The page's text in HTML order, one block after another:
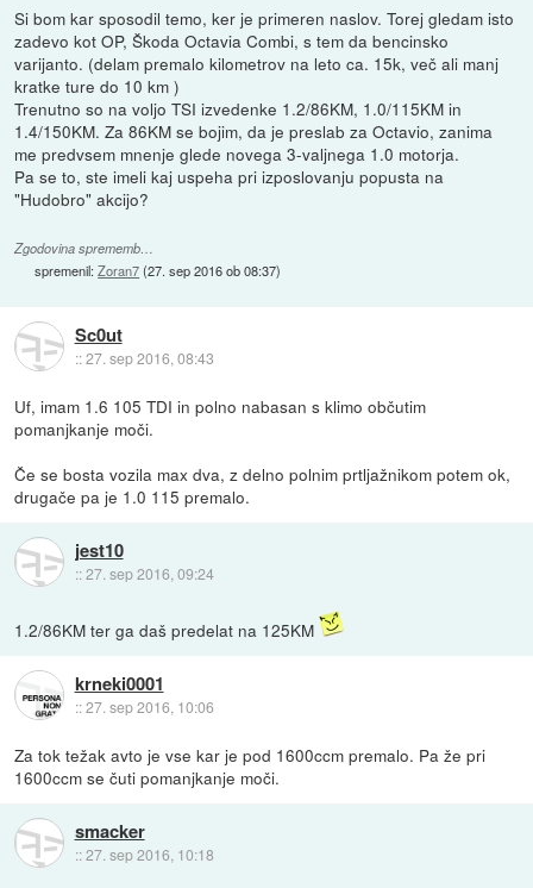
Si bom kar sposodil temo, ker je primeren naslov. Torej gledam isto
zadevo kot OP, Škoda Octavia Combi, s tem da bencinsko
varijanto. (delam premalo kilometrov na leto ca. 15k, več ali manj
kratke ture do 10 km )
Trenutno so na voljo TSI izvedenke 1.2/86KM, 1.0/115KM in
1.4/150KM. Za 86KM se bojim, da je preslab za Octavio, zanima
me predvsem mnenje glede novega 3-valjnega 1.0 motorja.
Pa se to, ste imeli kaj uspeha pri izposlovanju popusta na
"Hudobro" akcijo?
Zgodovina sprememb…
spremenil:Zoran7(27. sep 2016 ob 08:37)
Sc0ut
::27. sep 2016, 08:43
Uf, imam 1.6 105 TDI in polno nabasan s klimo občutim
pomanjkanje moči.
Če se bosta vozila max dva, z delno polnim prtljažnikom potem ok,
drugače pa je 1.0 115 premalo.
jest10
::27. sep 2016, 09:24
1.2/86KM ter ga daš predelat na 125KM
krneki0001
::27. sep 2016, 10:06
Za tok težak avto je vse kar je pod 1600ccm premalo. Pa že pri
1600ccm se čuti pomanjkanje moči.
smacker
::27. sep 2016, 10:18